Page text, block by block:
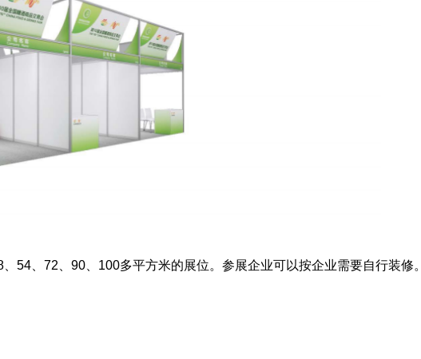
、54 72 、90 、100多平方米的展位。 参展企业可以按企业需要自行装修。